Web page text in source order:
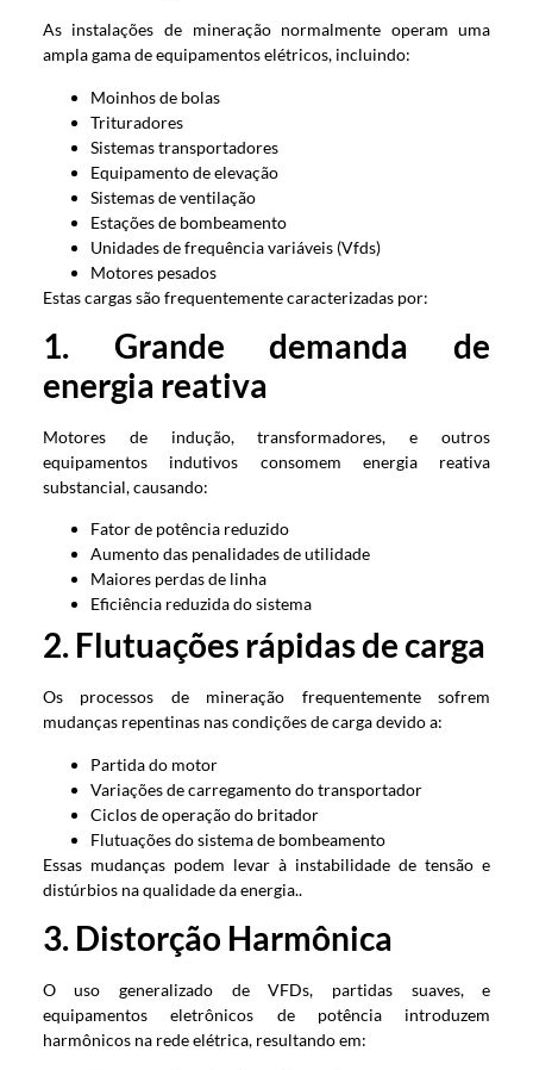
As instalações de mineração normalmente operam uma
ampla gama de equipamentos elétricos, incluindo:
Moinhos de bolas
Trituradores
Sistemas transportadores
Equipamento de elevação
Sistemas de ventilação
Estações de bombeamento
Unidades de frequência variáveis (Vfds)
Motores pesados
Estas cargas são frequentemente caracterizadas por:
1. Grande demanda de
energia reativa
Motores de indução, transformadores, e outros
equipamentos indutivos consomem energia reativa
substancial, causando:
Fator de potência reduzido
Aumento das penalidades de utilidade
Maiores perdas de linha
Eficiência reduzida do sistema
2. Flutuações rápidas de carga
Os processos de mineração frequentemente sofrem
mudanças repentinas nas condições de carga devido a:
Partida do motor
Variações de carregamento do transportador
Ciclos de operação do britador
Flutuações do sistema de bombeamento
Essas mudanças podem levar à instabilidade de tensão e
distúrbios na qualidade da energia..
3. Distorção Harmônica
O uso generalizado de VFDs, partidas suaves, e
equipamentos eletrônicos de potência introduzem
harmônicos na rede elétrica, resultando em: